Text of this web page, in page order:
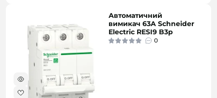
Автоматичний
вимикач 63A Schneider
Electric RESI9 B3р
0